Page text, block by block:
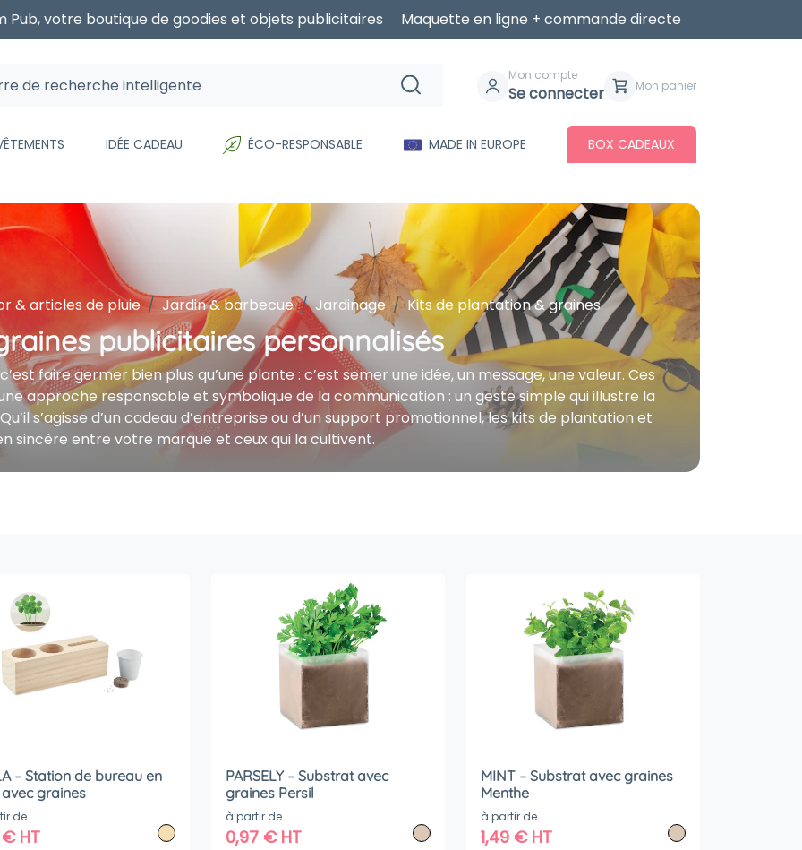
Pub, votre boutique de goodies et objets publicitaires Maquette en ligne + commande directe
Mon compte
Se connecter Mon panier
IDÉE CADEAU ÉCO-RESPONSABLE MADE IN EUROPE BOX CADEAUX
& articles de pluie Jardin & barbecue Jardinage Kits de plantation & graines
publicitaires personnalisés
faire germer bien plus qu’une plante : c’est semer une idée, un message, une valeur. Ces
approche responsable et symbolique de la communication : un geste simple qui illustre la
s’agisse d’un cadeau d’entreprise ou d’un support promotionnel, les kits de plantation et
sincère entre votre marque et ceux qui la cultivent.
– Station de bureau en
graines
de
€HT
PARSELY – Substrat avec
graines Persil
à partir de
0,97 €HT
MINT – Substrat avec graines
Menthe
à partir de
1,49 €HT